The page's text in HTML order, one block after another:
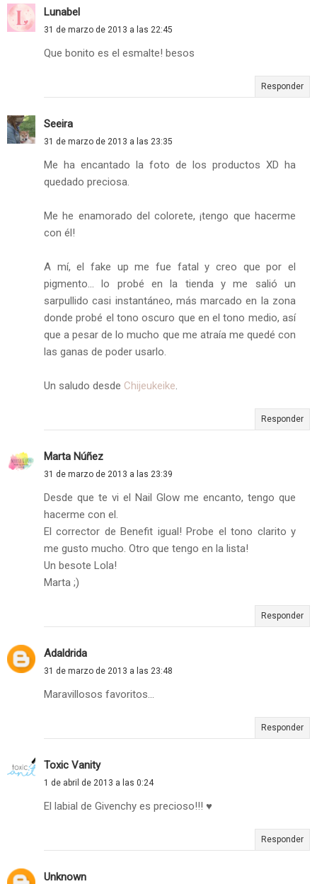
Lunabel
31 de marzo de 2013 a las 22:45
Que bonito es el esmalte! besos
Responder
Seeira
31 de marzo de 2013 a las 23:35
Me ha encantado la foto de los productos XD ha
quedado preciosa.
Me he enamorado del colorete, ¡tengo que hacerme
con él!
A mí, el fake up me fue fatal y creo que por el
pigmento... lo probé en la tienda y me salió un
sarpullido casi instantáneo, más marcado en la zona
donde probé el tono oscuro que en el tono medio, así
que a pesar de lo mucho que me atraía me quedé con
las ganas de poder usarlo.
Un saludo desde Chijeukeike.
Responder
Marta Núñez
31 de marzo de 2013 a las 23:39
Desde que te vi el Nail Glow me encanto, tengo que
hacerme con el.
El corrector de Benefit igual! Probe el tono clarito y
me gusto mucho. Otro que tengo en la lista!
Un besote Lola!
Marta ;)
Responder
Adaldrida
31 de marzo de 2013 a las 23:48
Maravillosos favoritos...
Responder
Toxic Vanity
1 de abril de 2013 a las 0:24
El labial de Givenchy es precioso!!! ♥
Responder
Unknown